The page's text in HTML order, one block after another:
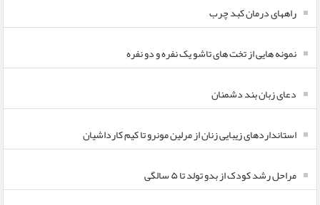
راههای درمان کبد چرب
نمونه هایی از تخت های تاشو یک نفره و دو نفره
دعای زبان بند دشمنان
استانداردهای زیبایی زنان از مرلین مونرو تا کیم کارداشیان
مراحل رشد کودک از بدو تولد تا ۵ سالگی